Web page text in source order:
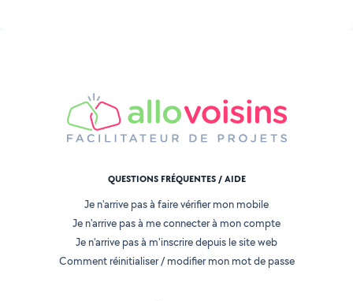
QUESTIONS FRÉQUENTES / AIDE
Je n'arrive pas à faire vérifier mon mobile
Je n'arrive pas à me connecter à mon compte
Je n'arrive pas à m'inscrire depuis le site web
Comment réinitialiser / modifier mon mot de passe